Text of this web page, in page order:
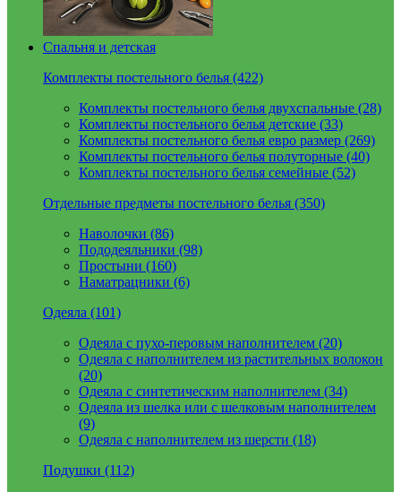
Спальня и детская
Комплекты постельного белья (422)
Комплекты постельного белья двухспальные (28)
Комплекты постельного белья детские (33)
Комплекты постельного белья евро размер (269)
Комплекты постельного белья полуторные (40)
Комплекты постельного белья семейные (52)
Отдельные предметы постельного белья (350)
Наволочки (86)
Пододеяльники (98)
Простыни (160)
Наматрацники (6)
Одеяла (101)
Одеяла с пухо-перовым наполнителем (20)
Одеяла с наполнителем из растительных волокон
(20)
Одеяла с синтетическим наполнителем (34)
Одеяла из шелка или с шелковым наполнителем
(9)
Одеяла с наполнителем из шерсти (18)
Подушки (112)